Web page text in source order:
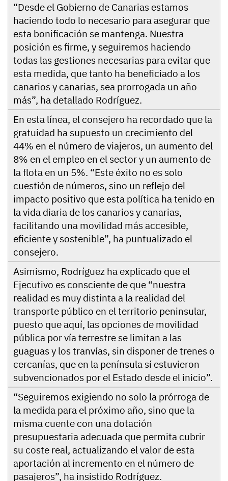
“Desde el Gobierno de Canarias estamos
haciendo todo lo necesario para asegurar que
esta bonificación se mantenga. Nuestra
posición es firme, y seguiremos haciendo
todas las gestiones necesarias para evitar que
esta medida, que tanto ha beneficiado a los
canarios y canarias, sea prorrogada un año
más”, ha detallado Rodríguez.
En esta línea, el consejero ha recordado que la
gratuidad ha supuesto un crecimiento del
44% en el número de viajeros, un aumento del
8% en el empleo en el sector y un aumento de
la flota en un 5%. “Este éxito no es solo
cuestión de números, sino un reflejo del
impacto positivo que esta política ha tenido en
la vida diaria de los canarios y canarias,
facilitando una movilidad más accesible,
eficiente y sostenible”, ha puntualizado el
consejero.
Asimismo, Rodríguez ha explicado que el
Ejecutivo es consciente de que “nuestra
realidad es muy distinta a la realidad del
transporte público en el territorio peninsular,
puesto que aquí, las opciones de movilidad
pública por vía terrestre se limitan a las
guaguas y los tranvías, sin disponer de trenes o
cercanías, que en la península sí estuvieron
subvencionados por el Estado desde el inicio”.
“Seguiremos exigiendo no solo la prórroga de
la medida para el próximo año, sino que la
misma cuente con una dotación
presupuestaria adecuada que permita cubrir
su coste real, actualizando el valor de esta
aportación al incremento en el número de
pasajeros”, ha insistido Rodríguez.